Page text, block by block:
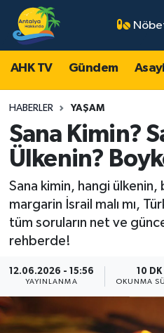
AHK TV Gündem
HABERLER YAŞAM
Sana Kimin?
Ülkenin?
Sana kimin, hangi
margarin İsrail malı mı,
tüm soruların net ve
rehberde!
12.06.2026 - 15:56
YAYINLANMA
10 DK
OKUNMA
AHK TV
Gündem
Asayiş
Turizm
Yaşam
Ekonomi
Antalya Nöbetçi
Antalya Hava Durumu
Antalya Namaz
Antalya Trafik
Süper Lig Puan
Son Dakika Haberleri